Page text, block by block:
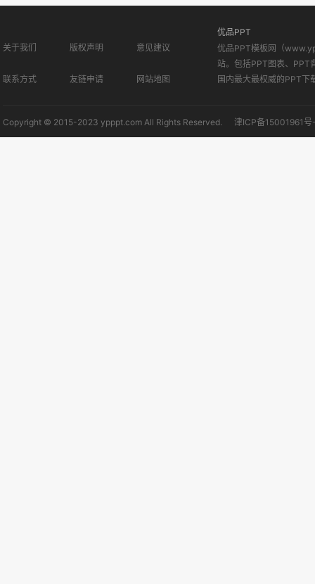
关于我们 版权声明 意见建议
联系方式 友链申请 网站地图
优品PPT
优品PPT模板网（
站。包括PPT图表、PPT
国内最大最权威的PPT下
Copyright © 2015-2023 ypppt.com All Rights Reserved. 津ICP备15001961号